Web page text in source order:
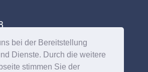
bei der Bereitstellung
Dienste. Durch die weitere
stimmen Sie der